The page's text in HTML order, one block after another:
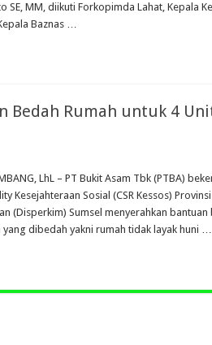
SE, MM, diikuti Forkopimda Lahat, Kepala
Baznas …
Bedah Rumah untuk 4
LhL – PT Bukit Asam Tbk (PTBA)
Kesejahteraan Sosial (CSR Kessos)
(Disperkim) Sumsel menyerahkan
dibedah yakni rumah tidak layak huni …